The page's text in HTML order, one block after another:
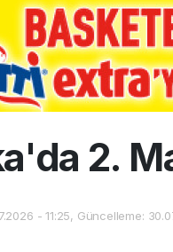
2.
- 11:25, Güncelleme: